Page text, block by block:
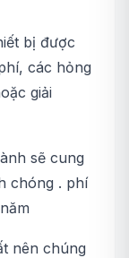
bị được
các hỏng
giải
sẽ cung
chóng . phí
nên chúng